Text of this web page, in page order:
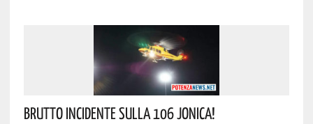
Brutto Incidente Sulla 106 Jonica!